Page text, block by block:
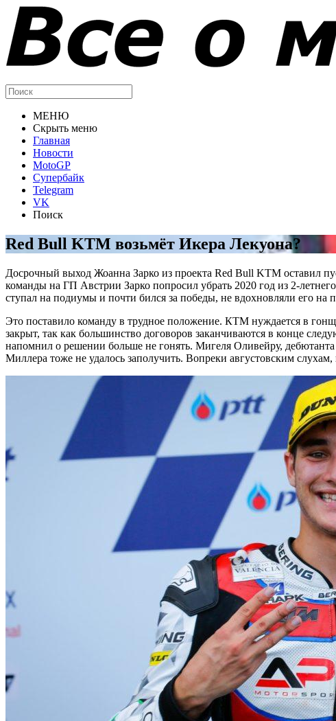
МЕНЮ
Скрыть меню
Главная
Новости
MotoGP
Супербайк
Telegram
VK
Поиск
Red Bull KTM возьмёт Икера Лекуона?
Досрочный выход Жоанна Зарко из проекта Red Bull KTM оставил
команды на ГП Австрии Зарко попросил убрать 2020 год из 2-
ступал на подиумы и почти бился за победы, не вдохновляли его
Это поставило команду в трудное положение. КТМ нуждается в
закрыт, так как большинство договоров заканчиваются в конце
напомнил о решении больше не гонять. Мигеля Оливейру,
Миллера тоже не удалось заполучить. Вопреки августовским